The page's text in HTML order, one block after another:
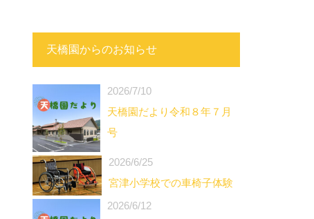
天橋園からのお知らせ
2026/7/10
天橋園だより令和８年７月
号
2026/6/25
宮津小学校での車椅子体験
2026/6/12